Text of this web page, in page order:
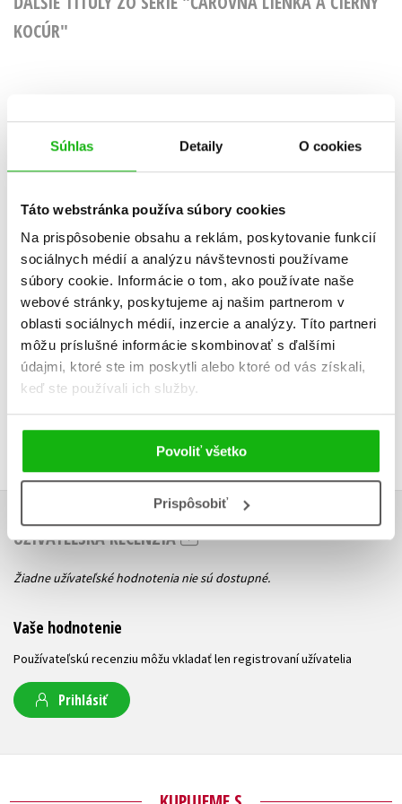
Súhlas Detaily O cookies
Táto webstránka používa súbory cookies
Na prispôsobenie obsahu a reklám, poskytovanie funkcií
sociálnych médií a analýzu návštevnosti používame
súbory cookie. Informácie o tom, ako používate naše
webové stránky, poskytujeme aj našim partnerom v
oblasti sociálnych médií, inzercie a analýzy. Títo partneri
môžu príslušné informácie skombinovať s ďalšími
údajmi, ktoré ste im poskytli alebo ktoré od vás získali,
keď ste používali ich služby.
Povoliť všetko
Prispôsobiť
KOCÚR"
Čarovná Lienka a
Čierny Kocúr -
Samolepková
Kolektiv
Do košíka
5,09 €
Čierny
Komiksové
6,79
UŽIVATEĽSKÁ RECENZIA
Žiadne užívateľské hodnotenia nie sú dostupné.
Vaše hodnotenie
Používateľskú recenziu môžu vkladať len registrovaní užívatelia
Prihlásiť